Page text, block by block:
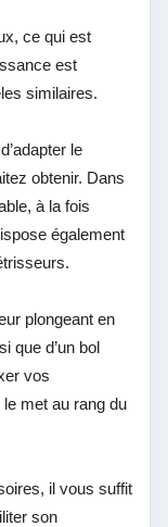
ce qui est
est
similaires.
le
obtenir. Dans
à la fois
également
plongeant en
que d’un bol
vos
met au rang du
il vous suffit
son